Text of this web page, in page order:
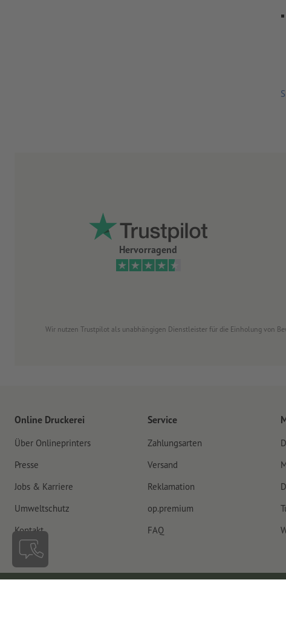
Hervorragend
Wir nutzen Trustpilot als unabhängigen Dienstleister für die Einholung von
Online Druckerei
Über Onlineprinters
Presse
Jobs & Karriere
Umweltschutz
Kontakt
Service
Zahlungsarten
Versand
Reklamation
op.premium
FAQ